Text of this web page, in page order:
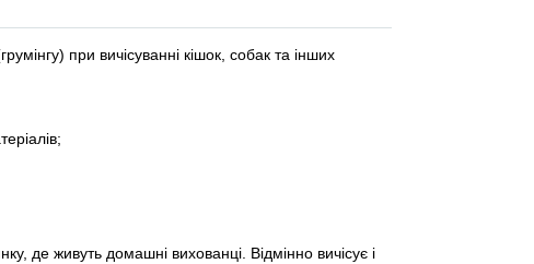
при вичісуванні кішок, собак та інших
де живуть домашні вихованці. Відмінно вичісує і